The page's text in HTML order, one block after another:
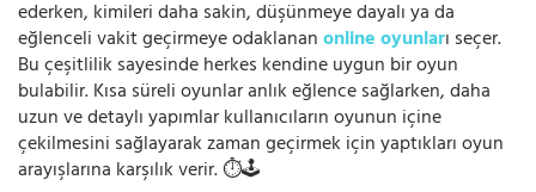
ederken, kimileri daha sakin, düşünmeye dayalı ya da
eğlenceli vakit geçirmeye odaklananonline oyunları seçer.
Bu çeşitlilik sayesinde herkes kendine uygun bir oyun
bulabilir. Kısa süreli oyunlar anlık eğlence sağlarken, daha
uzun ve detaylı yapımlar kullanıcıların oyunun içine
çekilmesini sağlayarak zaman geçirmek için yaptıkları oyun
arayışlarına karşılık verir. ⏱️🕹️